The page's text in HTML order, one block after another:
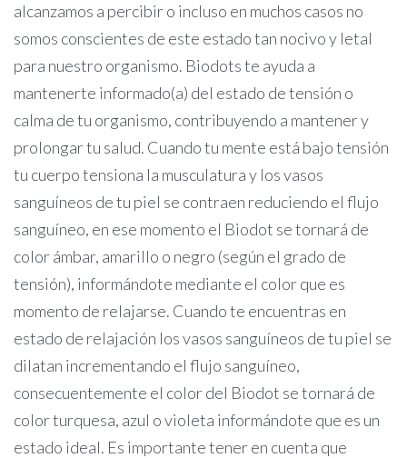
alcanzamos a percibir o incluso en muchos casos no
somos conscientes de este estado tan nocivo y letal
para nuestro organismo. Biodots te ayuda a
mantenerte informado(a) del estado de tensión o
calma de tu organismo, contribuyendo a mantener y
prolongar tu salud. Cuando tu mente está bajo tensión
tu cuerpo tensiona la musculatura y los vasos
sanguíneos de tu piel se contraen reduciendo el flujo
sanguíneo, en ese momento el Biodot se tornará de
color ámbar, amarillo o negro (según el grado de
tensión), informándote mediante el color que es
momento de relajarse. Cuando te encuentras en
estado de relajación los vasos sanguíneos de tu piel se
dilatan incrementando el flujo sanguíneo,
consecuentemente el color del Biodot se tornará de
color turquesa, azul o violeta informándote que es un
estado ideal. Es importante tener en cuenta que